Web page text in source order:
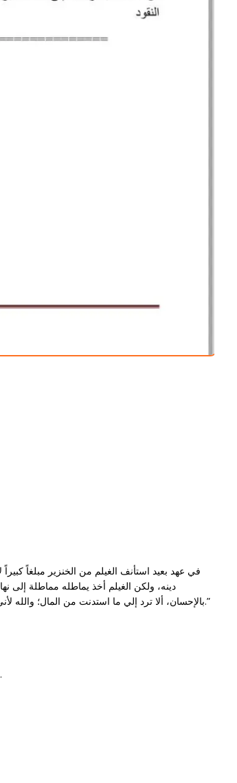
دينه، ولكن الغيلم أخذ يماطله مماطلة إلى
بالإحسان، ألا ترد إلي ما استدنت من المال؛ والله لأني آت إليك غداً، إما أن تعطيني مالي، وإما أن أشكوك إلى القاضي.”
– *Answer*: استدان الغيلم مبلغاً كبيراً من الخنزير في عهد بعيد.